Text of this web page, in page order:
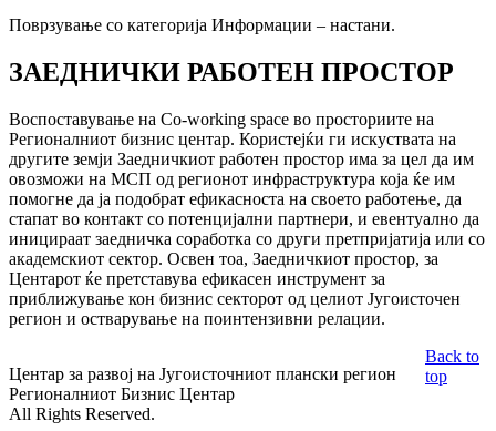
Поврзување со категорија Информации – настани.
ЗАЕДНИЧКИ РАБОТЕН ПРОСТОР
Воспоставување на Co-working space во просториите на
Регионалниот бизнис центар. Користејќи ги искуствата на
другите земји Заедничкиот работен простор има за цел да им
овозможи на МСП од регионот инфраструктура која ќе им
помогне да ја подобрат ефикасноста на своето работење, да
стапат во контакт со потенцијални партнери, и евентуално да
иницираат заедничка соработка со други претпријатија или со
академскиот сектор. Освен тоа, Заедничкиот простор, за
Центарот ќе претставува ефикасен инструмент за
приближување кон бизнис секторот од целиот Југоисточен
регион и остварување на поинтензивни релации.
Центар за развој на Југоисточниот плански регион
Регионалниот Бизнис Центар
All Rights Reserved.
Back to
top